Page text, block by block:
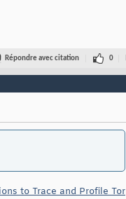
Répondre avec citation 0
to Trace and Profile Tor